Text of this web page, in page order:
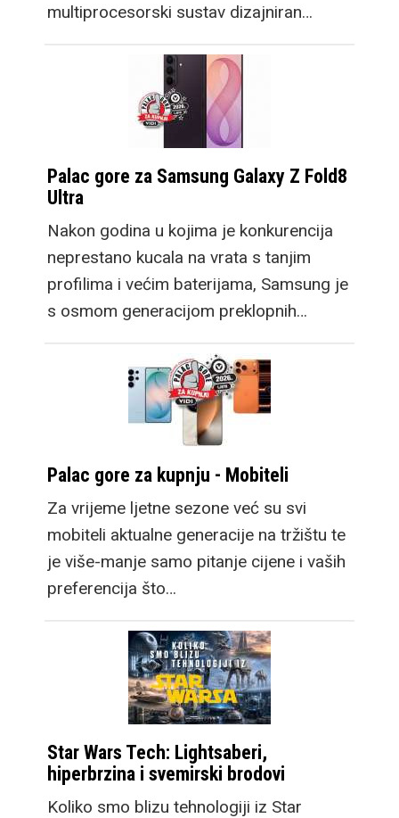
multiprocesorski sustav dizajniran…
Palac gore za Samsung Galaxy Z Fold8
Ultra
Nakon godina u kojima je konkurencija
neprestano kucala na vrata s tanjim
profilima i većim baterijama, Samsung je
s osmom generacijom preklopnih…
Palac gore za kupnju - Mobiteli
Za vrijeme ljetne sezone već su svi
mobiteli aktualne generacije na tržištu te
je više-manje samo pitanje cijene i vaših
preferencija što…
Star Wars Tech: Lightsaberi,
hiperbrzina i svemirski brodovi
Koliko smo blizu tehnologiji iz Star